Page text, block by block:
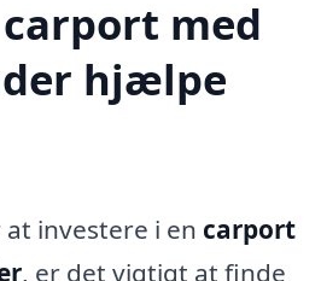
med
hjælpe
investere i en carport
, er det vigtigt at finde